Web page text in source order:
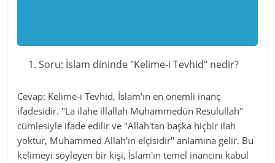
Soru: İslam dininde "Kelime-i Tevhid" nedir?
Cevap: Kelime-i Tevhid, İslam'ın en önemli inanç
ifadesidir. "La ilahe illallah Muhammedün Resulullah"
cümlesiyle ifade edilir ve "Allah'tan başka hiçbir ilah
yoktur, Muhammed Allah'ın elçisidir" anlamına gelir. Bu
kelimeyi söyleyen bir kişi, İslam'ın temel inancını kabul